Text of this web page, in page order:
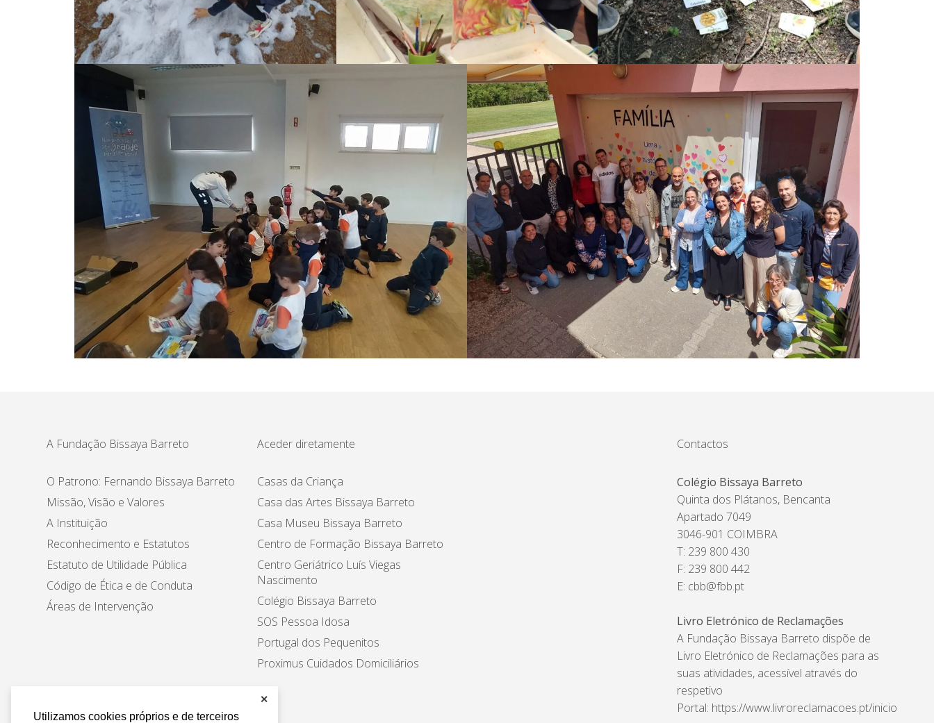
Utilizamos cookies próprios e de terceiros
✕
A Fundação Bissaya Barreto
O Patrono: Fernando Bissaya Barreto
Missão, Visão e Valores
A Instituição
Reconhecimento e Estatutos
Estatuto de Utilidade Pública
Código de Ética e de Conduta
Áreas de Intervenção
Aceder diretamente
Casas da Criança
Casa das Artes Bissaya Barreto
Casa Museu Bissaya Barreto
Centro de Formação Bissaya Barreto
Centro Geriátrico Luís Viegas
Nascimento
Colégio Bissaya Barreto
SOS Pessoa Idosa
Portugal dos Pequenitos
Proximus Cuidados Domiciliários
Contactos
Colégio Bissaya Barreto
Quinta dos Plátanos, Bencanta
Apartado 7049
3046-901 COIMBRA
T: 239 800 430
F: 239 800 442
E: cbb@fbb.pt
Livro Eletrónico de Reclamações
A Fundação Bissaya Barreto dispõe de
Livro Eletrónico de Reclamações para as
suas atividades, acessível através do
respetivo
Portal: https://www.livroreclamacoes.pt/inicio